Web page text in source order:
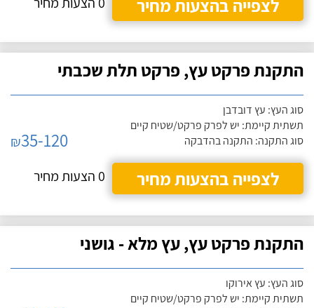
לצפייה בהצעות מחיר
התקנת פרקט עץ, פרקט תלת שכבתי
סוג העץ: עץ דובדבן
תשתית קיימת: יש לפרק פרקט/שטיח קיים
סוג התקנה: התקנה בהדבקה
₪35-120
לצפייה בהצעות מחיר
0 הצעות מחיר
התקנת פרקט עץ, עץ מלא - גושני
סוג העץ: עץ אירוקו
תשתית קיימת: יש לפרק פרקט/שטיח קיים